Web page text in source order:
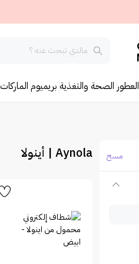
العطور الصحة والتغذية بريميوم الماركات
مسح Aynola | أينولا